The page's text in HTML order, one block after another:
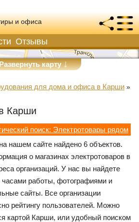
и офиса
Отзывы
карту↓
для дома и офиса в Карши »
Карши
поиск: Электротовары рядом
нашем сайте найдено 6 объектов.
о магазинах электротоваров в
организаций. У нас вы найдете
часами работы, фотографиями и
сайты. Все организации
рейтингу пользователей. Можно
картой Карши, или удобный поиском